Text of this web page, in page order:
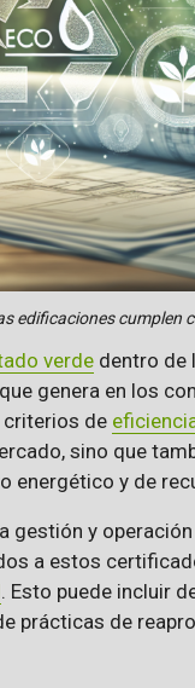
edificaciones cumplen
verdedentro de
genera en los
de
sino que
energético y de
gestión y
a estos
. Esto puede incluir
prácticas de